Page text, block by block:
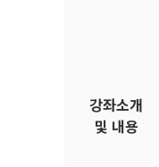
강좌소개
및 내용